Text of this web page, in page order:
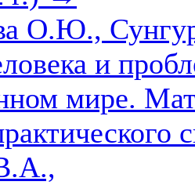
О.Ю.,
и
мире.